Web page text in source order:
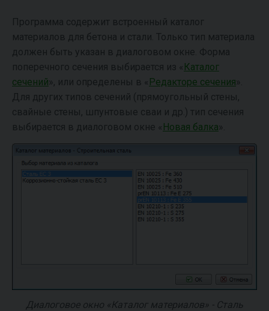
Программа содержит встроенный каталог
материалов для бетона и стали. Только тип материала
должен быть указан в диалоговом окне. Форма
поперечного сечения выбирается из « Каталог
сечений », или определены в « Редакторе сечения ».
Для других типов сечений (прямоугольный стены,
свайные стены, шпунтовые сваи и др.) тип сечения
выбирается в диалоговом окне « Новая балка ».
Диалоговое окно «Каталог материалов» - Сталь